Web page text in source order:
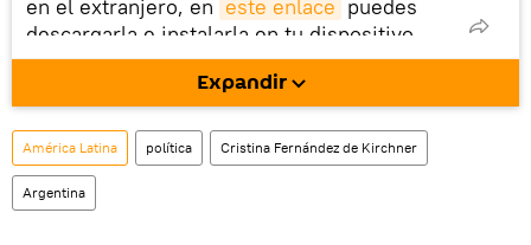
en el extranjero, en este enlace puedes
descargarla e instalarla en tu dispositivo
móvil (¡solo para Android!).
Expandir
América Latina política Cristina Fernández de Kirchner
Argentina